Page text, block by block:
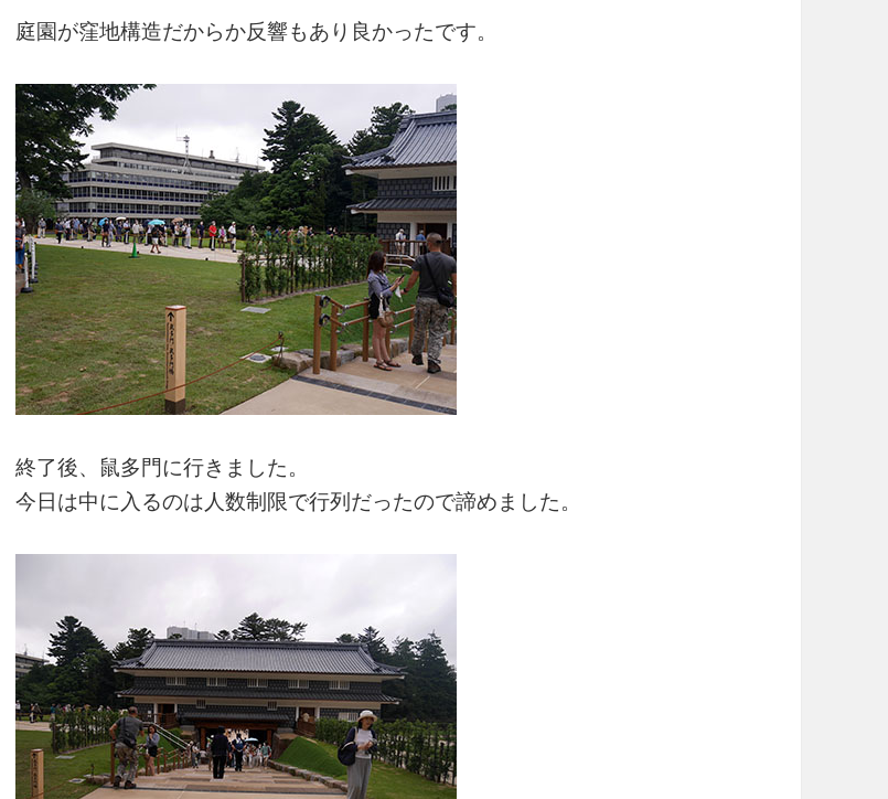
庭園が窪地構造だからか反響もあり良かったです。
終了後、鼠多門に行きました。
今日は中に入るのは人数制限で行列だったので諦めました。